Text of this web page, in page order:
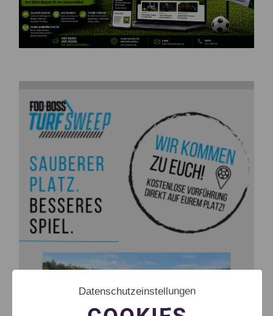
Datenschutzeinstellungen